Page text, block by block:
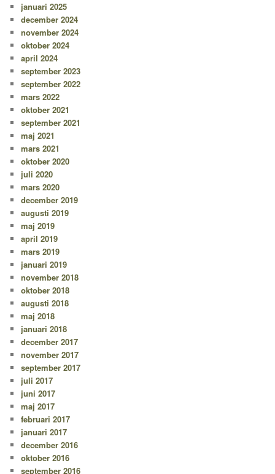
januari 2025
december 2024
november 2024
oktober 2024
april 2024
september 2023
september 2022
mars 2022
oktober 2021
september 2021
maj 2021
mars 2021
oktober 2020
juli 2020
mars 2020
december 2019
augusti 2019
maj 2019
april 2019
mars 2019
januari 2019
november 2018
oktober 2018
augusti 2018
maj 2018
januari 2018
december 2017
november 2017
september 2017
juli 2017
juni 2017
maj 2017
februari 2017
januari 2017
december 2016
oktober 2016
september 2016